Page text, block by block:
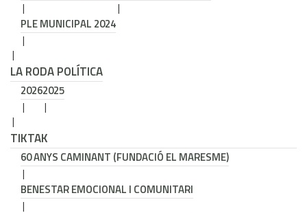
PLE MUNICIPAL 2024
LA RODA POLÍTICA
20262025
TIKTAK
60 ANYS CAMINANT (FUNDACIÓ EL MARESME)
BENESTAR EMOCIONAL I COMUNITARI